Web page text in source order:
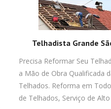
Telhadista Grande
Precisa Reformar Seu
a Mão de Obra Qualificada
Telhados. Reforma em
de Telhados, Serviço de Alto